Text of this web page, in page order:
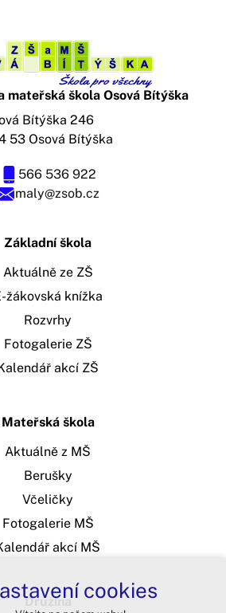
mateřská škola Osová Bítýška
maly@zsob.cz
566 536 922
Bítýška 246
53 Osová Bítýška
Základní škola
Aktuálně ze ZŠ
žákovská knížka
Rozvrhy
Fotogalerie ZŠ
akcí ZŠ
Mateřská škola
Aktuálně z MŠ
Berušky
Včeličky
Fotogalerie MŠ
akcí MŠ
Družina cookies